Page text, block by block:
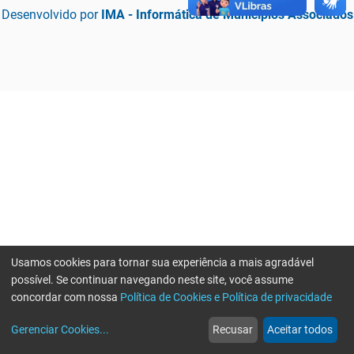
Desenvolvido por IMA - Informática de Municípios Associados
web
Notícias
more_horiz
Mais
Usamos cookies para tornar sua experiência a mais agradável
possível. Se continuar navegando neste site, você assume
concordar com nossa Política de Cookies e Política de privacidade
Gerenciar Cookies... Recusar Aceitar todos
Erro ao enviar informações, por favor tente novamente